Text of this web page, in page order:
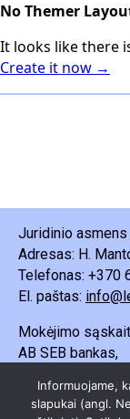
No Themer
It looks like there
Create it now →
Juridinio
Adresas: H.
Telefonas: +370
El. paštas:
Mokėjimo
AB SEB bankas,
Informuojame,
slapukai (angl.